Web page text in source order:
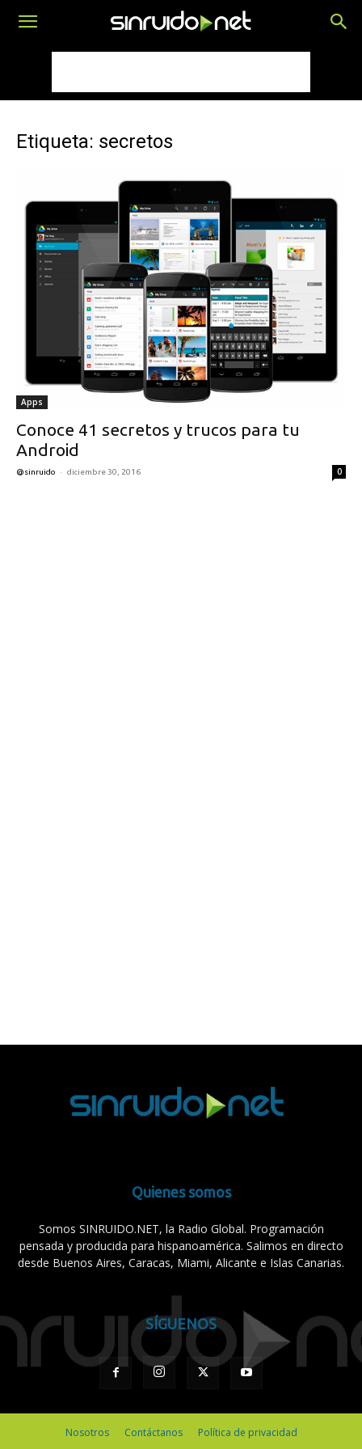
Etiqueta: secretos
Apps
Conoce 41 secretos y trucos para tu
Android
@sinruido - diciembre 30, 2016 0
Quienes somos
Somos SINRUIDO.NET, la Radio Global. Programación
pensada y producida para hispanoamérica. Salimos en directo
desde Buenos Aires, Caracas, Miami, Alicante e Islas Canarias.
SÍGUENOS
Nosotros Contáctanos Política de privacidad